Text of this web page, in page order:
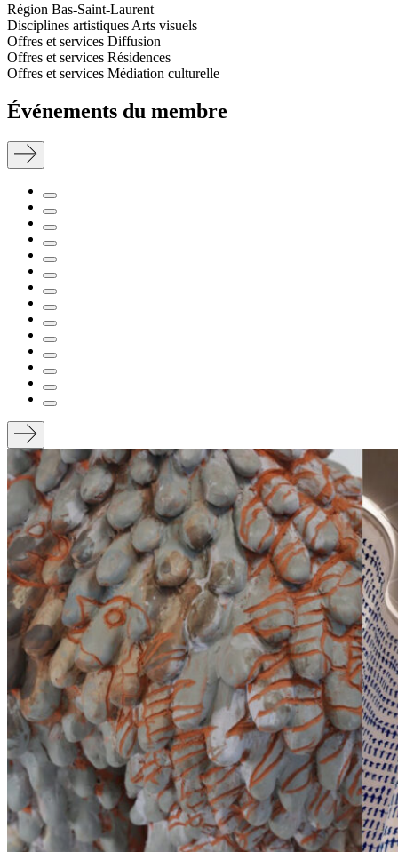
Région Bas-Saint-Laurent
Disciplines artistiques Arts visuels
Offres et services Diffusion
Offres et services Résidences
Offres et services Médiation culturelle
Événements du membre